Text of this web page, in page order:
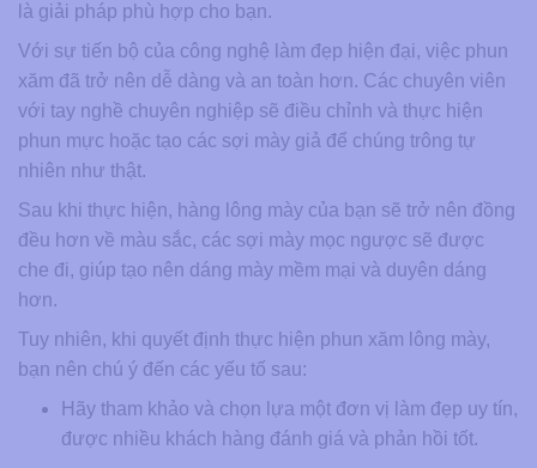
là giải pháp phù hợp cho bạn.
Với sự tiến bộ của công nghệ làm đẹp hiện đại, việc phun
xăm đã trở nên dễ dàng và an toàn hơn. Các chuyên viên
với tay nghề chuyên nghiệp sẽ điều chỉnh và thực hiện
phun mực hoặc tạo các sợi mày giả để chúng trông tự
nhiên như thật.
Sau khi thực hiện, hàng lông mày của bạn sẽ trở nên đồng
đều hơn về màu sắc, các sợi mày mọc ngược sẽ được
che đi, giúp tạo nên dáng mày mềm mại và duyên dáng
hơn.
Tuy nhiên, khi quyết định thực hiện phun xăm lông mày,
bạn nên chú ý đến các yếu tố sau:
Hãy tham khảo và chọn lựa một đơn vị làm đẹp uy tín,
được nhiều khách hàng đánh giá và phản hồi tốt.